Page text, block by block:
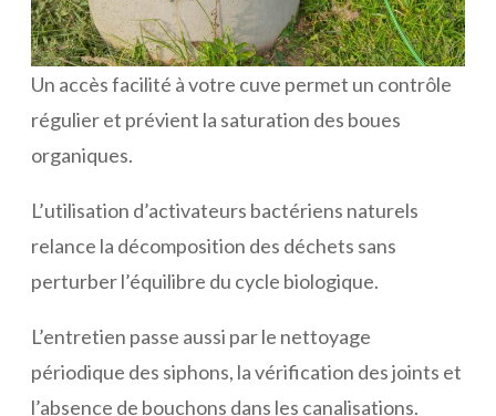
Un accès facilité à votre cuve permet un contrôle
régulier et prévient la saturation des boues
organiques.
L’utilisation d’activateurs bactériens naturels
relance la décomposition des déchets sans
perturber l’équilibre du cycle biologique.
L’entretien passe aussi par le nettoyage
périodique des siphons, la vérification des joints et
l’absence de bouchons dans les canalisations.